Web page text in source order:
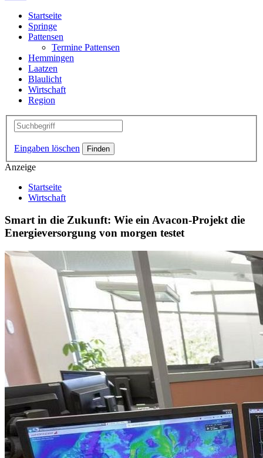
Startseite
Springe
Pattensen
Termine Pattensen
Hemmingen
Laatzen
Blaulicht
Wirtschaft
Region
Eingaben löschen
Anzeige
Startseite
Wirtschaft
Smart in die Zukunft: Wie ein Avacon-Projekt die
Energieversorgung von morgen testet